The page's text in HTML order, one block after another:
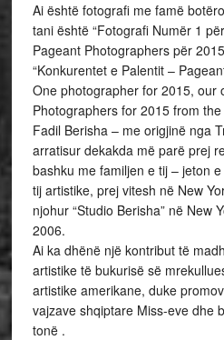
Ai është fotografi me famë
tani është “Fotografi Numër 1
Pageant Photographers për
“Konkurentet e Palentit –
One photographer for 2015, our
Photographers for 2015 from
Fadil Berisha – me origjinë nga
arratisur dekakda më parë prej
bashku me familjen e tij – jeton
tij artistike, prej vitesh në New
njohur “Studio Berisha” në New
2006.
Ai ka dhënë një kontribut të
artistike të bukurisë së
artistike amerikane, duke
vajzave shqiptare Miss-eve dhe
tonë .